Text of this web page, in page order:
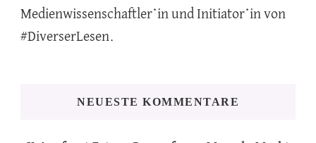
Medienwissenschaftler*in und Initiator*in von
#DiverserLesen.
NEUESTE KOMMENTARE